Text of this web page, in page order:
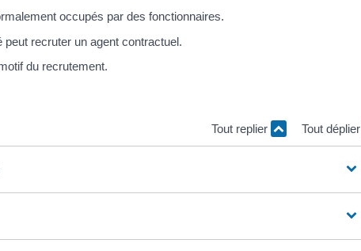
occupés par des fonctionnaires.
recruter un agent contractuel.
du recrutement.
Tout replier Tout déplier